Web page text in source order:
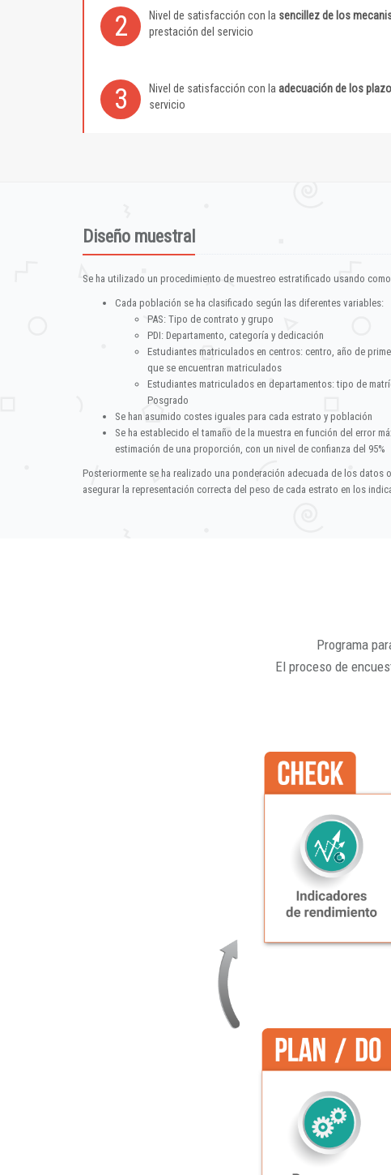
2 Nivel de satisfacción con la sencillez de los
prestación del servicio
3 Nivel de satisfacción con la adecuación de los
servicio
Diseño muestral
Se ha utilizado un procedimiento de muestreo estratificado usando
Cada población se ha clasificado según las diferentes variables:
PAS: Tipo de contrato y grupo
PDI: Departamento, categoría y dedicación
Estudiantes matriculados en centros: centro, año de
que se encuentran matriculados
Estudiantes matriculados en departamentos: tipo de
Posgrado
Se han asumido costes iguales para cada estrato y población
Se ha establecido el tamaño de la muestra en función del error
estimación de una proporción, con un nivel de confianza del 95%
Posteriormente se ha realizado una ponderación adecuada de los datos
asegurar la representación correcta del peso de cada estrato en los
Programa
El proceso de